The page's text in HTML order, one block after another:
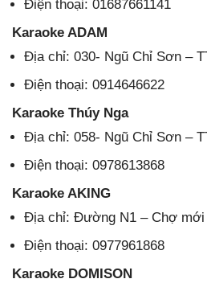
Điện thoại: 01687661141
Karaoke ADAM
Địa chỉ: 030- Ngũ Chỉ Sơn –
Điện thoại: 0914646622
Karaoke Thúy Nga
Địa chỉ: 058- Ngũ Chỉ Sơn –
Điện thoại: 0978613868
Karaoke AKING
Địa chỉ: Đường N1 – Chợ mới
Điện thoại: 0977961868
Karaoke DOMISON